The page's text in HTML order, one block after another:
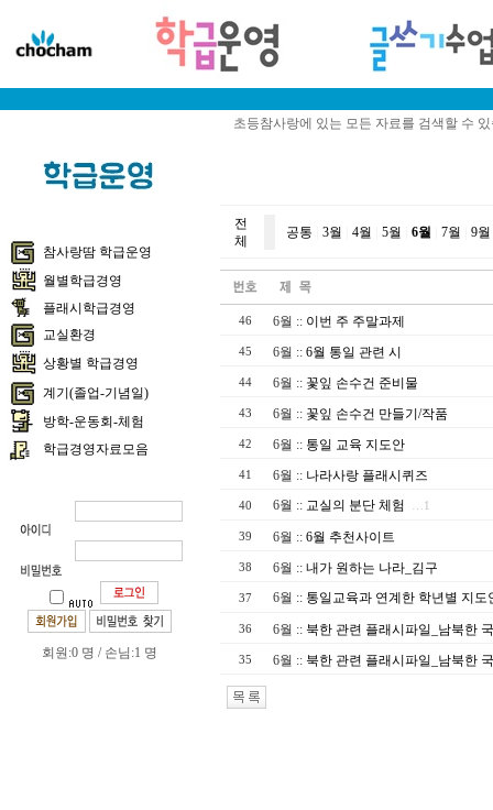
초등참사랑에 있는 모든 자료를 검색할 수
참사랑땀 학급운영
월별학급경영
플래시학급경영
교실환경
상황별 학급경영
계기(졸업-기념일)
방학-운동회-체험
학급경영자료모음
회원:0 명 / 손님:1 명
전
체
공통 3월 4월 5월 6월 7월 9월
46 6월 :: 이번 주 주말과제
45 6월 :: 6월 통일 관련 시
44 6월 :: 꽃잎 손수건 준비물
43 6월 :: 꽃잎 손수건 만들기/작품
42 6월 :: 통일 교육 지도안
41 6월 :: 나라사랑 플래시퀴즈
40 6월 :: 교실의 분단 체험 …1
39 6월 :: 6월 추천사이트
38 6월 :: 내가 원하는 나라_김구
37 6월 :: 통일교육과 연계한 학년별 지도
36 6월 :: 북한 관련 플래시파일_남북한
35 6월 :: 북한 관련 플래시파일_남북한